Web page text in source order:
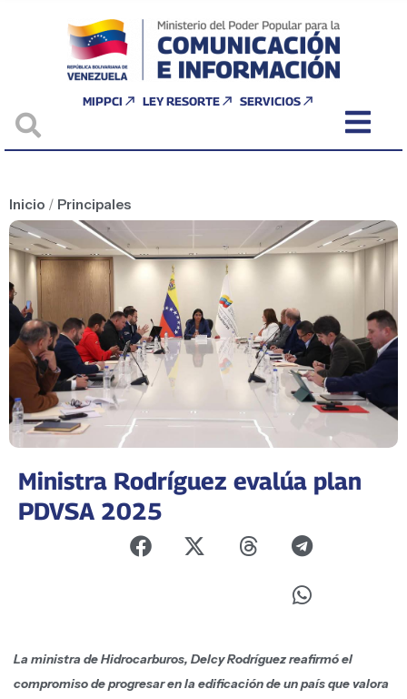
MIPPCI LEY RESORTE SERVICIOS
Inicio / Principales
Ministra Rodríguez evalúa plan
PDVSA 2025
La ministra de Hidrocarburos, Delcy Rodríguez reafirmó el
compromiso de progresar en la edificación de un país que valora